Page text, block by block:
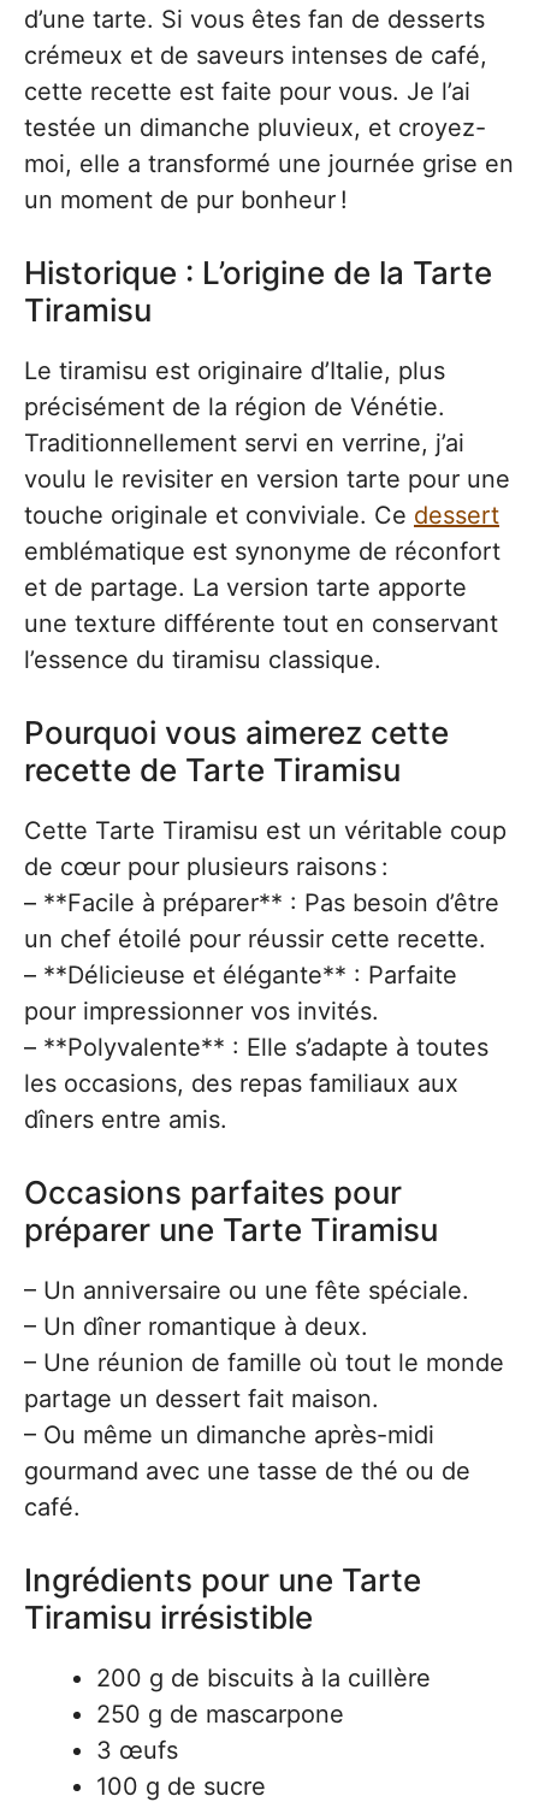
d’une tarte. Si vous êtes fan de desserts
crémeux et de saveurs intenses de café,
cette recette est faite pour vous. Je l’ai
testée un dimanche pluvieux, et croyez-
moi, elle a transformé une journée grise en
un moment de pur bonheur !
Historique : L’origine de la Tarte
Tiramisu
Le tiramisu est originaire d’Italie, plus
précisément de la région de Vénétie.
Traditionnellement servi en verrine, j’ai
voulu le revisiter en version tarte pour une
touche originale et conviviale. Ce dessert
emblématique est synonyme de réconfort
et de partage. La version tarte apporte
une texture différente tout en conservant
l’essence du tiramisu classique.
Pourquoi vous aimerez cette
recette de Tarte Tiramisu
Cette Tarte Tiramisu est un véritable coup
de cœur pour plusieurs raisons :
– **Facile à préparer** : Pas besoin d’être
un chef étoilé pour réussir cette recette.
– **Délicieuse et élégante** : Parfaite
pour impressionner vos invités.
– **Polyvalente** : Elle s’adapte à toutes
les occasions, des repas familiaux aux
dîners entre amis.
Occasions parfaites pour
préparer une Tarte Tiramisu
– Un anniversaire ou une fête spéciale.
– Un dîner romantique à deux.
– Une réunion de famille où tout le monde
partage un dessert fait maison.
– Ou même un dimanche après-midi
gourmand avec une tasse de thé ou de
café.
Ingrédients pour une Tarte
Tiramisu irrésistible
200 g de biscuits à la cuillère
250 g de mascarpone
3 œufs
100 g de sucre